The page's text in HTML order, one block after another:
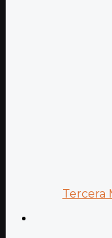
Tercera